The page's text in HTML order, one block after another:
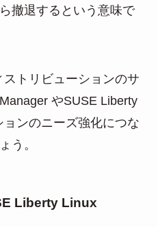
撤退するという意味で
トリビューションのサ
やSUSE Liberty
ンのニーズ強化につな
う。
Liberty Linux